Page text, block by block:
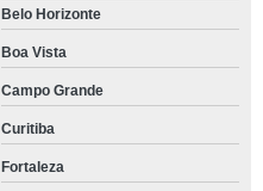
Belo Horizonte
Boa Vista
Campo Grande
Curitiba
Fortaleza